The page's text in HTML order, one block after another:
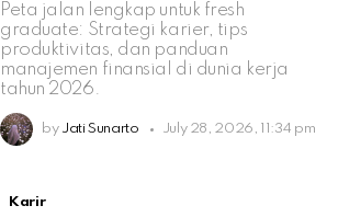
Peta jalan lengkap untuk fresh
graduate: Strategi karier, tips
produktivitas, dan panduan
manajemen finansial di dunia kerja
tahun 2026.
by Jati Sunarto July 28, 2026, 11:34 pm
Karir